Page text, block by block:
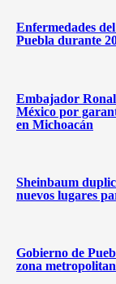
Enfermedades
Puebla durante
Embajador
México por
en Michoacán
Sheinbaum
nuevos lugares
Gobierno de
zona